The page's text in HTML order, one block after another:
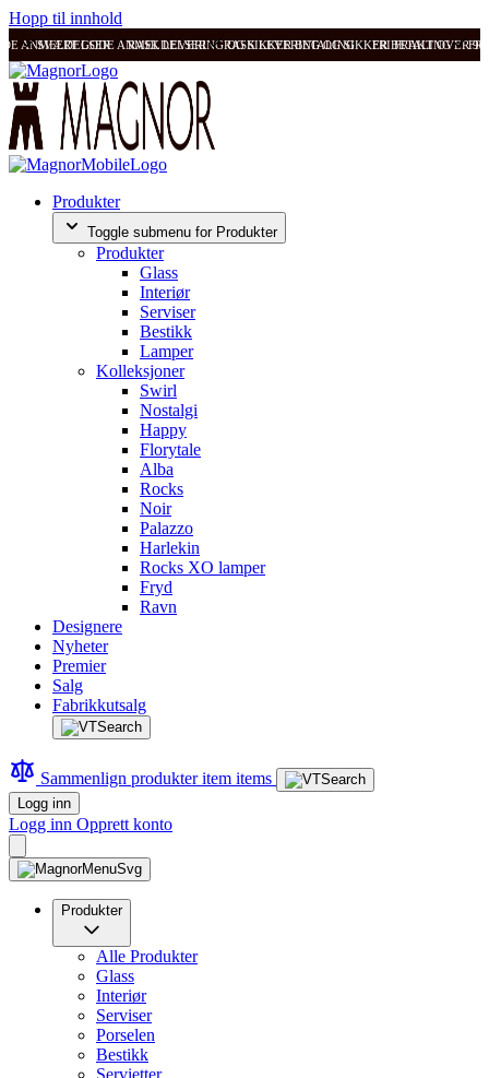
Hopp til innhold
ANMELDELSER RASK LEVERING OG SIKKER BETALING FRI FRAKT OVER
SVÆRT GODE ANMELDELSER RASK LEVERING OG SIKKER BETALING
Produkter
Toggle submenu for Produkter
Produkter
Glass
Interiør
Serviser
Bestikk
Lamper
Kolleksjoner
Swirl
Nostalgi
Happy
Florytale
Alba
Rocks
Noir
Palazzo
Harlekin
Rocks XO lamper
Fryd
Ravn
Designere
Nyheter
Premier
Salg
Fabrikkutsalg
Sammenlign produkteritem items
Logg inn
Logg inn Opprett konto
Produkter
Alle Produkter
Glass
Interiør
Serviser
Porselen
Bestikk
Servietter